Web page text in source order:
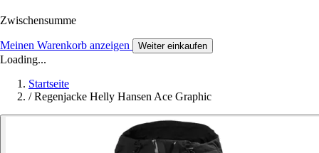
Zwischensumme
Meinen Warenkorb anzeigen Weiter einkaufen
Loading...
Startseite
/ Regenjacke Helly Hansen Ace Graphic